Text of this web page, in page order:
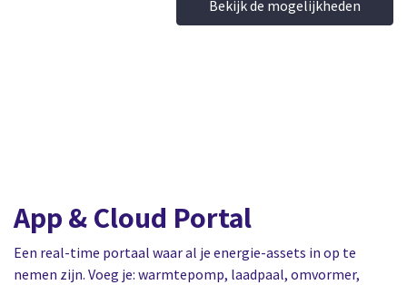
Bekijk de mogelijkheden
App & Cloud Portal
Een real-time portaal waar al je energie-assets in op te
nemen zijn. Voeg je: warmtepomp, laadpaal, omvormer,